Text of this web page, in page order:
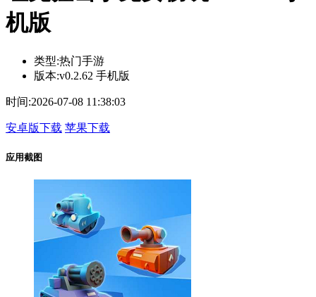
机版
类型:热门手游
版本:v0.2.62 手机版
时间:2026-07-08 11:38:03
安卓版下载 苹果下载
应用截图